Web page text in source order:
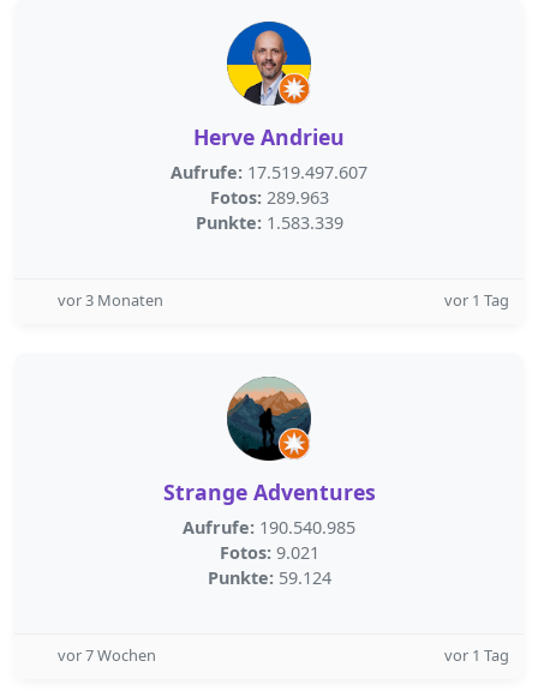
Herve Andrieu
Aufrufe: 17.519.497.607
Fotos: 289.963
Punkte: 1.583.339
vor 3 Monaten vor 1 Tag
Strange Adventures
Aufrufe: 190.540.985
Fotos: 9.021
Punkte: 59.124
vor 7 Wochen vor 1 Tag